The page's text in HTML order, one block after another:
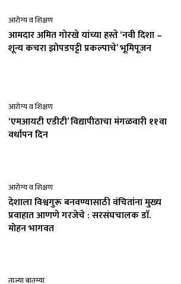
आरोग्य व शिक्षण
आमदार अमित गोरखे यांच्या हस्ते ‘नवी दिशा –
शून्य कचरा झोपडपट्टी प्रकल्पाचे’ भूमिपूजन
आरोग्य व शिक्षण
‘एमआयटी एडीटी’ विद्यापीठाचा मंगळवारी ११वा
वर्धापन दिन
आरोग्य व शिक्षण
देशाला विश्वगुरू बनवण्यासाठी वंचितांना मुख्य
प्रवाहात आणणे गरजेचे : सरसंघचालक डाॅ.
मोहन भागवत
ताज्या बातम्या